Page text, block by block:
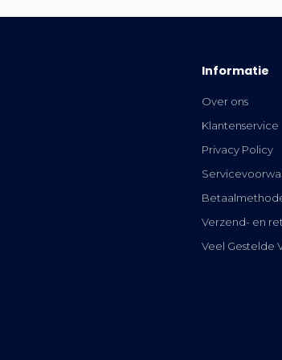
Informatie
Over ons
Klantenservice
Privacy Policy
Verzend- en
Veel Gestelde